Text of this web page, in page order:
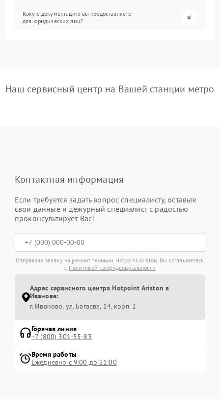
Какую документацию вы предоставляете
для юридических лиц?
Наш сервисный центр на Вашей станции метро
Контактная информация
Если требуется задать вопрос специалисту, оставьте
свои данные и дежурный специалист с радостью
проконсультирует Вас!
Отправляя заявку на ремонт техники Hotpoint Ariston, Вы соглашаетесь
с Политикой конфиденциальности
Адрес сервисного центра Hotpoint Ariston в
Иванове:
г. Иваново, ул. Багаева, 14, корп. 2
Горячая линия
+7 (800) 301-55-83
Время работы
Ежедневно с 9:00 до 21:00